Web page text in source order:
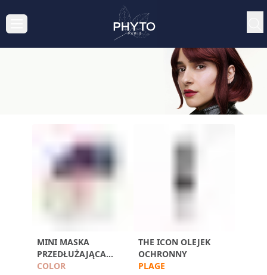
MINI MASKA
PRZEDŁUŻAJĄCA
TRWAŁOŚĆ KOLORU
COLOR
THE ICON OLEJEK
OCHRONNY
PLAGE